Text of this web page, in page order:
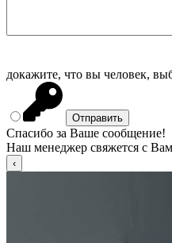
докажите, что вы человек,
Спасибо за Ваше сообщение!
Наш менеджер свяжется с